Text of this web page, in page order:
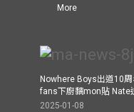
More
Nowhere Boys出道10
fans下廚黐mon貼 Nate
2025-01-08